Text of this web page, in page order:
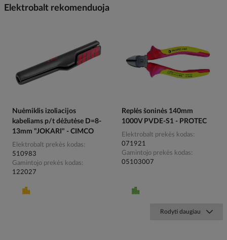
Elektrobalt rekomenduoja
Nuėmiklis izoliacijos
kabeliams p/t dėžutėse D=8-
13mm "JOKARI" - CIMCO
Elektrobalt prekės kodas
510983
Gamintojo prekės kodas
122027
Replės šoninės 140mm
1000V PVDE-S1 - PROTEC
Elektrobalt prekės kodas
071921
Gamintojo prekės kodas
05103007
Rodyti daugiau